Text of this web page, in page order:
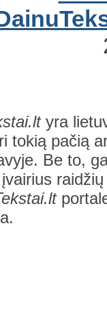
yra
tokią pačią
Be to,